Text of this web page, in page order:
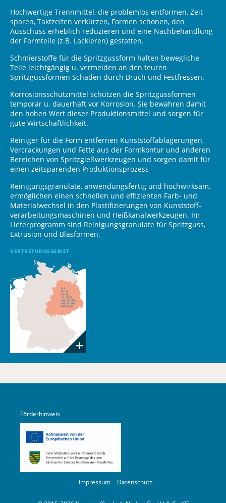
Hochwertige Trennmittel, die problemlos entformen, Zeit
sparen, Takt­zeiten verkürzen, Formen schonen, den
Ausschuss erheblich reduzieren und eine Nachbehandlung
der Formteile (z.B. Lackieren) gestatten.
Schmierstoffe für die Spritzgussform halten bewegliche
Teile leicht­gängig u. vermeiden an den teuren
Spritzgussformen Schäden durch Bruch und Festfressen.
Korrosionsschutzmittel schützen die Spritzgussformen
temporär u. dauerhaft vor Korrosion. Sie bewahren damit
den hohen Wert dieser Produktions­mittel und sorgen für
gute Wirtschaftlichkeit.
Reiniger für die Form entfernen Kunststoffablagerungen,
Vercrackungen und Fette aus der Formkontur und anderen
Bereichen von Spritz­gieß­werkzeugen und sorgen damit für
einen zeitsparenden Produktions­prozess
Reinigungsgranulate, anwendungsfertig und hochwirksam,
ermöglichen einen schnellen und effizienten Farb- und
Materialwechsel in den Plastifizierungen von Kunststoff­
verarbeitungsmaschinen und Heißkanal­werkzeugen. Im
Lieferprogramm sind Reinigungs­granulate für Spritzguss,
Extrusion und Blasformen.
VERTRETUNGSGEBIET
Förderhinweis
Impressum Datenschutz